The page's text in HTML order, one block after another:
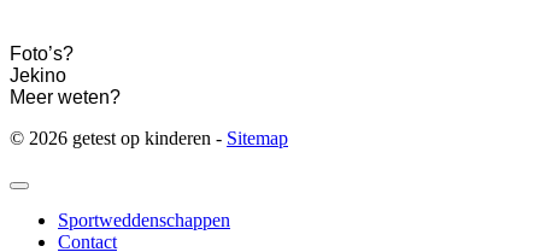
Foto’s?
Jekino
Meer weten?
© 2026 getest op kinderen - Sitemap
Sportweddenschappen
Contact